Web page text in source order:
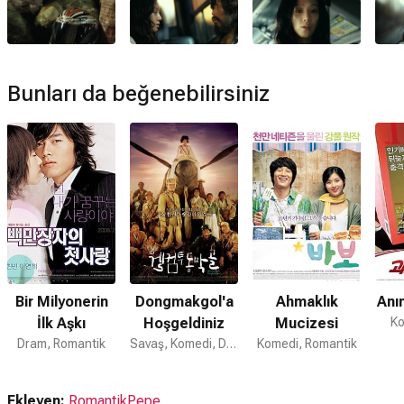
Kim'in Adası devam filmi var mı?
Bunları da beğenebilirsiniz
Bir Milyonerin
İlk Aşkı
Dram, Romantik
Dongmakgol'a
Hoşgeldiniz
Savaş, Komedi, Dram
Ahmaklık
Mucizesi
Komedi, Romantik